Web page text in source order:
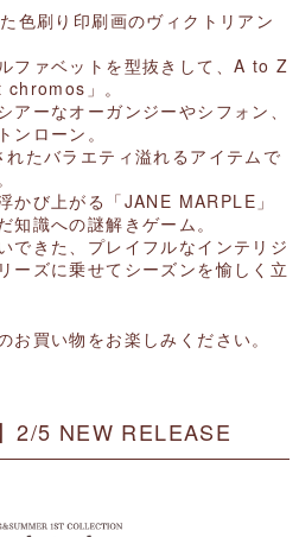
色刷り印刷画のヴィクトリアン
ファベットを型抜きして、A to Z
」。
ーなオーガンジーやシフォン、
ンローン。
たバラエティ溢れるアイテムで
かび上がる「JANE MARPLE」
識への謎解きゲーム。
できた、プレイフルなインテリジ
ーズに乗せてシーズンを愉しく立
買い物をお楽しみください。
2/5 NEW RELEASE